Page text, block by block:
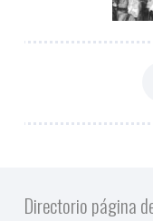
Directorio página